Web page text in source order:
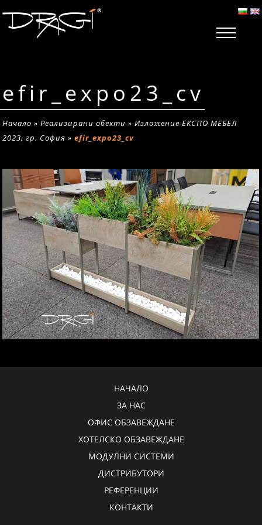
efir_expo23_cv
Начало »Реализирани обекти »Изложение ЕКСПО МЕБЕЛ
2023, гр. София »efir_expo23_cv
НАЧАЛО
ЗА НАС
ОФИС ОБЗАВЕЖДАНЕ
ХОТЕЛСКО ОБЗАВЕЖДАНЕ
МОДУЛНИ СИСТЕМИ
ДИСТРИБУТОРИ
РЕФЕРЕНЦИИ
КОНТАКТИ